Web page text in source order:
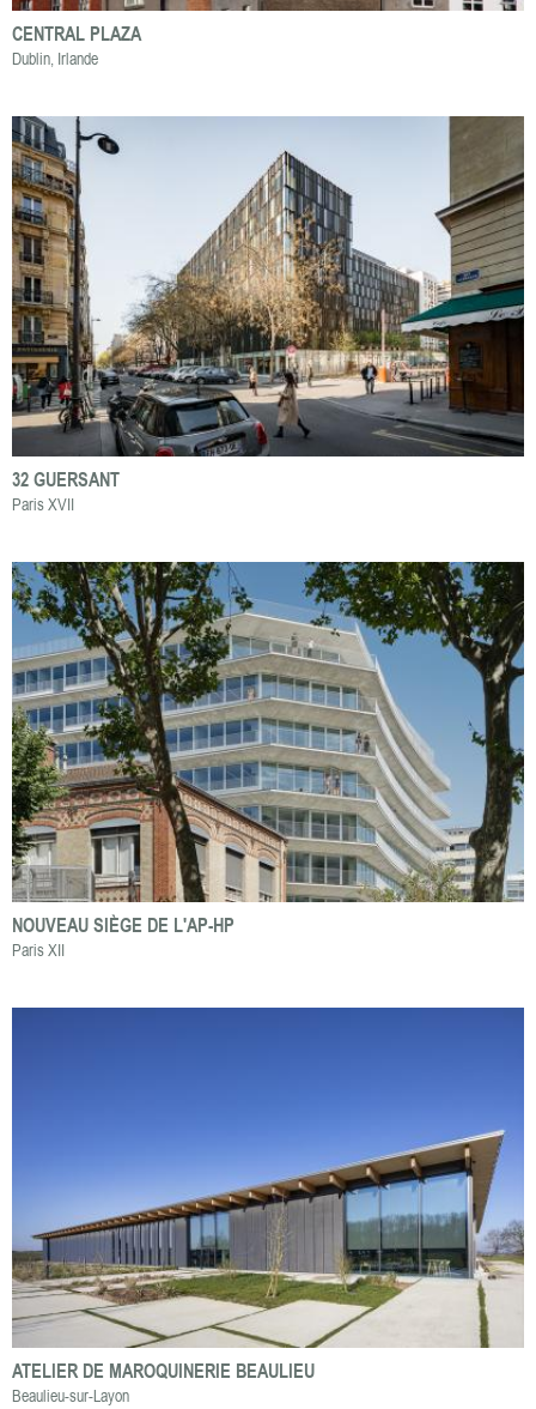
CENTRAL PLAZA
Dublin, Irlande
32 GUERSANT
Paris XVII
NOUVEAU SIÈGE DE L'AP-HP
Paris XII
ATELIER DE MAROQUINERIE BEAULIEU
Beaulieu-sur-Layon